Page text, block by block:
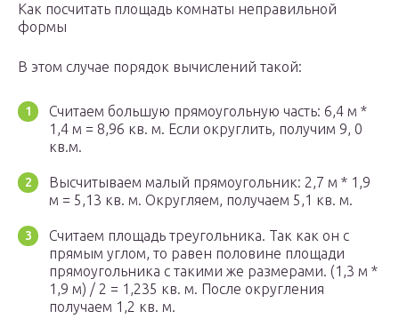
Как посчитать площадь комнаты неправильной
формы
В этом случае порядок вычислений такой:
Считаем большую прямоугольную часть: 6,4 м *
1,4 м = 8,96 кв. м. Если округлить, получим 9, 0
кв.м.
Высчитываем малый прямоугольник: 2,7 м * 1,9
м = 5,13 кв. м. Округляем, получаем 5,1 кв. м.
Считаем площадь треугольника. Так как он с
прямым углом, то равен половине площади
прямоугольника с такими же размерами. (1,3 м *
1,9 м) / 2 = 1,235 кв. м. После округления
получаем 1,2 кв. м.